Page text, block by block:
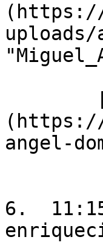
uploads/
(https://
angel-
6.